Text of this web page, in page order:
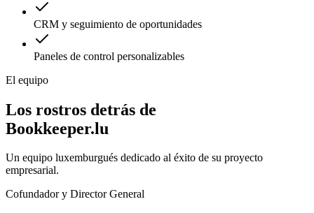
CRM y seguimiento de oportunidades
Paneles de control personalizables
El equipo
Los rostros detrás de
Bookkeeper.lu
Un equipo luxemburgués dedicado al éxito de su proyecto
empresarial.
Cofundador y Director General